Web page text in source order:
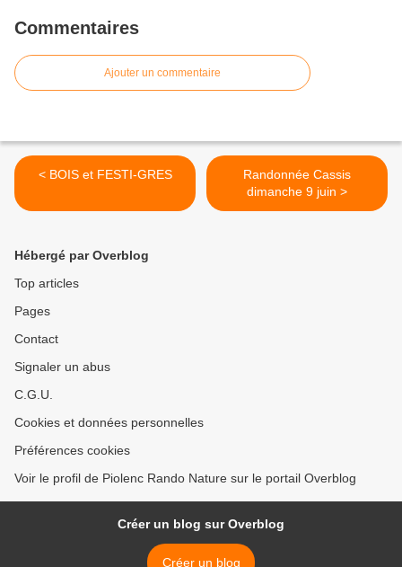
Commentaires
Ajouter un commentaire
< BOIS et FESTI-GRES
Randonnée Cassis
dimanche 9 juin >
Hébergé par Overblog
Top articles
Pages
Contact
Signaler un abus
C.G.U.
Cookies et données personnelles
Préférences cookies
Voir le profil de Piolenc Rando Nature sur le portail Overblog
Créer un blog sur Overblog
Créer un blog